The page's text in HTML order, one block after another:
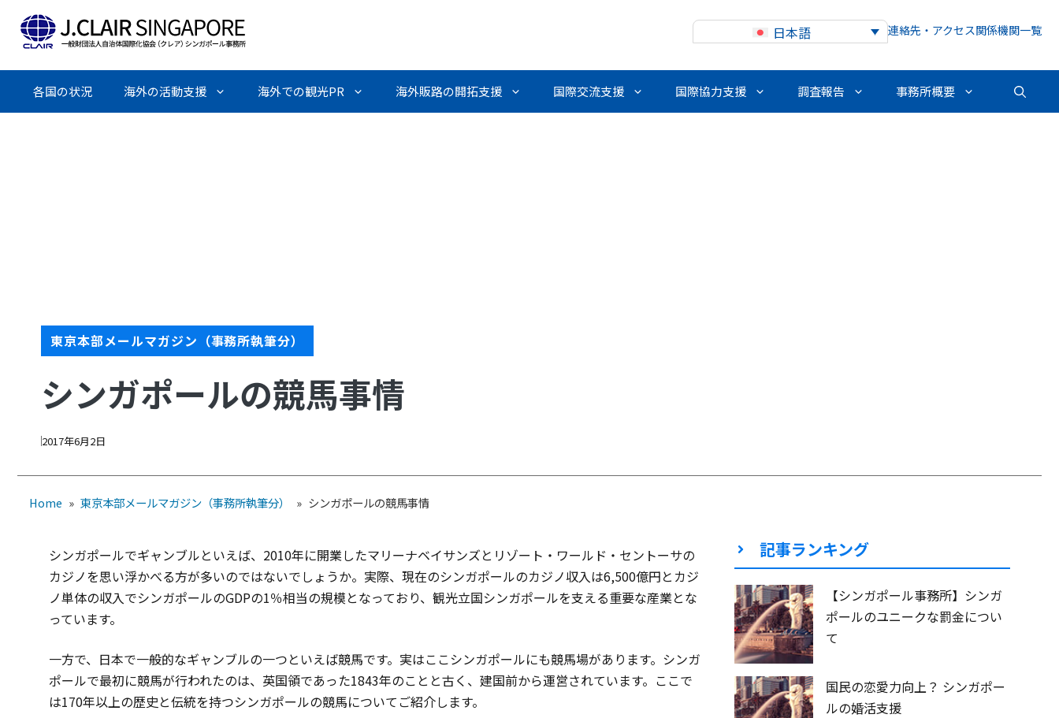
content
日本語 連絡先・アクセス関係機関一覧
各国の状況 海外の活動支援 海外での観光PR 海外販路の開拓支援 国際交流支援 国際協力支援 調査報告 事務所概要
東京本部メールマガジン（事務所執筆分）
シンガポールの競馬事情
2017年6月2日
Home » 東京本部メールマガジン（事務所執筆分） » シンガポールの競馬事情
シンガポールでギャンブルといえば、2010年に開業したマリーナベイサンズとリゾート・ワールド・セントーサの
カジノを思い浮かべる方が多いのではないでしょうか。実際、現在のシンガポールのカジノ収入は6,500億円とカジ
ノ単体の収入でシンガポールのGDPの1％相当の規模となっており、観光立国シンガポールを支える重要な産業とな
っています。
一方で、日本で一般的なギャンブルの一つといえば競馬です。実はここシンガポールにも競馬場があります。シンガ
ポールで最初に競馬が行われたのは、英国領であった1843年のことと古く、建国前から運営されています。ここで
は170年以上の歴史と伝統を持つシンガポールの競馬についてご紹介します。
記事ランキング
【シンガポール事務所】シンガ
ポールのユニークな罰金につい
て
国民の恋愛力向上？ シンガポー
ルの婚活支援